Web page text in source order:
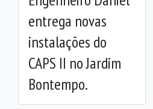
entrega novas
instalações do
CAPS II no Jardim
Bontempo.